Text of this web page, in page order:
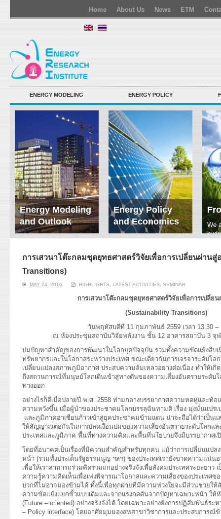
Home About Us News ETM
ENERGY MODELING ENERGY POLICY
Energy Modeling
and Outlook
ERI conducts rigorous
energy supply and
energy-consuming
sectors. Our analyses
Energy Policy
and Economics
We focus on solar
innovation, solar PV
pending, non-tracking
Read More
We
การเสวนาโต๊ะกลมชุดยุทธศาสตร์วิจัยเพื่อการเปลี่ยนผ่าน
Transitions)
MAY 24, 2016 HIGHLIGHTS LATEST ACTIVITIES SEMINAR
การเสวนาโต๊ะกลมชุดยุทธศาสตร์วิจัยเพื่อการเปลี่ย
(Sustainability Transitions)
วันพฤหัสบดีที่ 11 กุมภาพันธ์ 2559 เวลา 13.30 –
ณ ห้องประชุมสถาบันวิจัยพลังงาน ชั้น 12 อาคารสถาบัน 3 จุ
ปมปัญหาสำคัญของการพัฒนาในโลกยุคปัจจุบัน รวมทั้งความขัดแย้งสืบเ
ทรัพยากรและในโอกาสระหว่างประเทศ ขณะเดียวกันการเจรจาระดับโล
เปลี่ยนแปลงสภาพภูมิอากาศ ประสบความล้มเหลวอย่างต่อเนื่อง ทำให้เกิ
ถึงสถานการณ์ที่มนุษย์โลกเดินเข้าสู่ทางตันของความเสี่ยงอันตรายระดับ
ทางออก
อย่างไรก็ดีเมื่อปลายปี พ.ศ. 2558 ท่ามกลางบรรยากาศความหดหู่และท้อ
ความหวังขึ้น เมื่อผู้นำของประชาคมโลกบรรลุฉันทามติ เรื่อง มุ่งมั่นแปร
และภูมิภาคอาเซียนก้าวเข้าสู่ยุคประชาคมข้ามแดน น่าจะถือได้ว่าเป็น
ให้สัญญาณต่อกันในการปลดเงื่อนปมของความเสี่ยงอันตรายระดับโลกแ
ประเทศและภูมิภาค พื้นที่ทางความคิดและพื้นที่นโยบายจึงมีบรรยากาศ
โดยที่อนาคตเป็นเรื่องที่มีความสำคัญสำหรับทุกคน แม้ว่าการเปลี่ยนแปลง
หน้า (รวมทั้งประเด็นรัฐธรรมนูญ ฯลฯ) ของประเทศเรายังขาดความแน่น
เพื่อให้เราสามารถร่วมคิดร่วมถกอย่างจริงจังเพื่อสังคมประเทศระยะยาว
ความรู้ความคิดเห็นเพื่อเพ่งพิจารณาโอกาสและความเสี่ยงของประเทศขอ
บวกที่ไม่อาจมองข้ามได้ ทั้งนี้เพื่อทุกฝ่ายที่มีความห่วงใยจะมีส่วนช่วยให้
ความขัดแย้งแยกขั้วแบบเดิมและจากแรงกดดันจากปัญหาเฉพาะหน้า ใ
(Future – oriented) อย่างจริงจังได้ โดยเฉพาะอย่างยิ่งการปฏิสัมพันธ์ระ
– Policy interface) โดยอาศัยมุมมองสหสาขาวิชาการและประสบการณ์